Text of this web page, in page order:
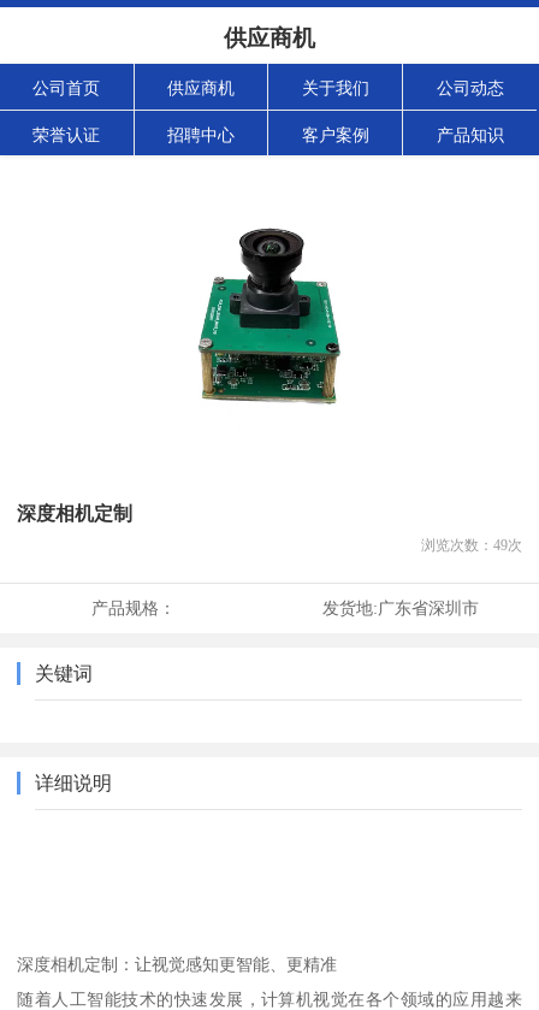
供应商机
公司首页 供应商机 关于我们 公司动态
荣誉认证 招聘中心 客户案例 产品知识
深度相机定制
浏览次数： 49次
产品规格： 发货地:广东省深圳市
关键词
详细说明
深度相机定制：让视觉感知更智能、更精准
随着人工智能技术的快速发展，计算机视觉在各个领域的应用越来